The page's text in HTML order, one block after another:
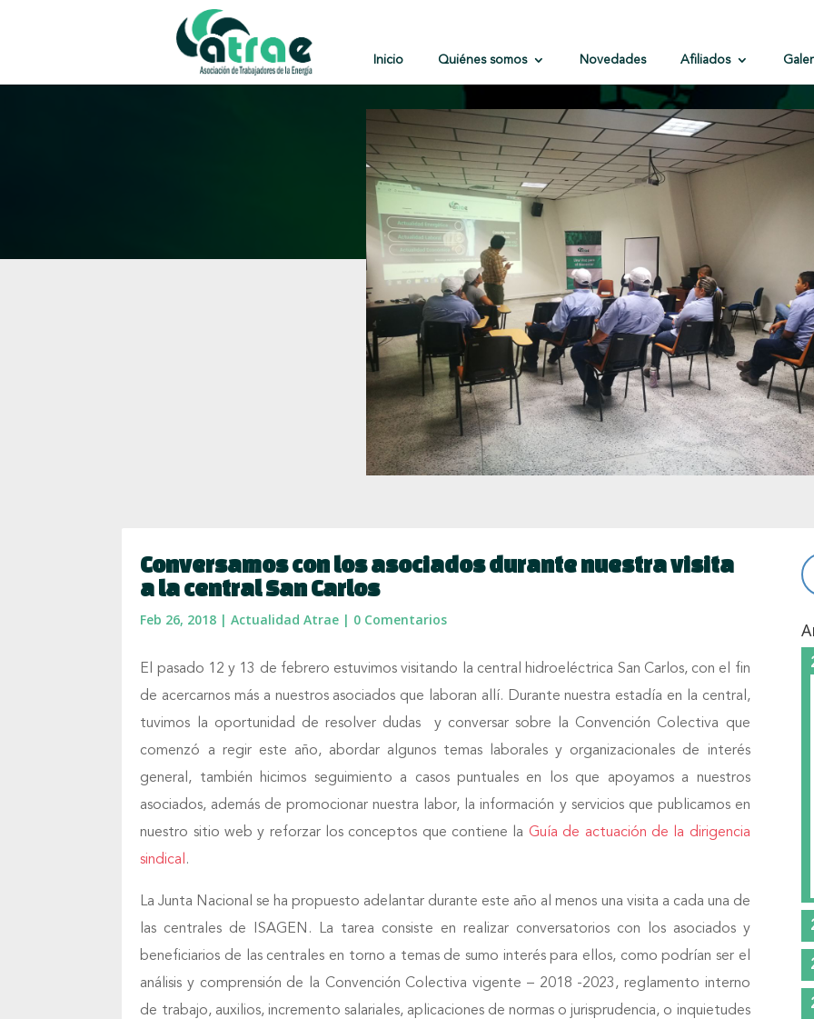
Inicio Quiénes somos Novedades Afiliados
Conversamos con los asociados durante nuestra visita
a la central San Carlos
Feb 26, 2018 |Actualidad Atrae | 0 Comentarios
El pasado 12 y 13 de febrero estuvimos visitando la central hidroeléctrica San Carlos, con el fin
de acercarnos más a nuestros asociados que laboran allí. Durante nuestra estadía en la central,
tuvimos la oportunidad de resolver dudas y conversar sobre la Convención Colectiva que
comenzó a regir este año, abordar algunos temas laborales y organizacionales de interés
general, también hicimos seguimiento a casos puntuales en los que apoyamos a nuestros
asociados, además de promocionar nuestra labor, la información y servicios que publicamos en
nuestro sitio web y reforzar los conceptos que contiene la Guía de actuación de la dirigencia
sindical .
La Junta Nacional se ha propuesto adelantar durante este año al menos una visita a cada una de
las centrales de ISAGEN. La tarea consiste en realizar conversatorios con los asociados y
beneficiarios de las centrales en torno a temas de sumo interés para ellos, como podrían ser el
análisis y comprensión de la Convención Colectiva vigente – 2018 -2023, reglamento interno
de trabajo, auxilios, incremento salariales, aplicaciones de normas o jurisprudencia, o inquietudes